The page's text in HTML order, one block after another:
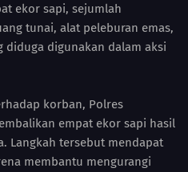
ekor sapi, sejumlah
tunai, alat peleburan emas,
diduga digunakan dalam aksi
korban, Polres
empat ekor sapi hasil
Langkah tersebut mendapat
membantu mengurangi